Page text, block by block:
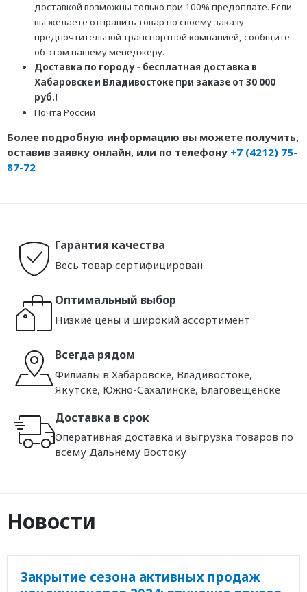
доставкой возможны только при 100% предоплате. Если
вы желаете отправить товар по своему заказу
предпочтительной транспортной компанией, сообщите
об этом нашему менеджеру.
Доставка по городу - бесплатная доставка в
Хабаровске и Владивостоке при заказе от 30 000
руб.!
Почта России
Более подробную информацию вы можете получить,
оставив заявку онлайн, или по телефону +7 (4212) 75-
87-72
Гарантия качества
Весь товар сертифицирован
Оптимальный выбор
Низкие цены и широкий ассортимент
Всегда рядом
Филиалы в Хабаровске, Владивостоке,
Якутске, Южно-Сахалинске, Благовещенске
Доставка в срок
Оперативная доставка и выгрузка товаров по
всему Дальнему Востоку
Новости
Закрытие сезона активных продаж